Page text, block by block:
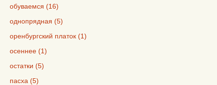
обуваемся (16)
однопрядная (5)
оренбургский платок (1)
осеннее (1)
остатки (5)
пасха (5)